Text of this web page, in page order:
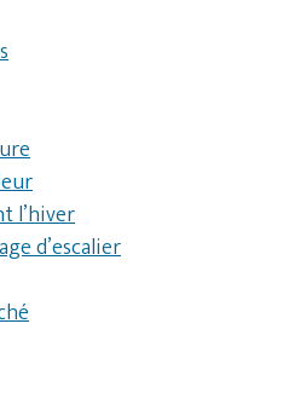
l’hiver
d’escalier